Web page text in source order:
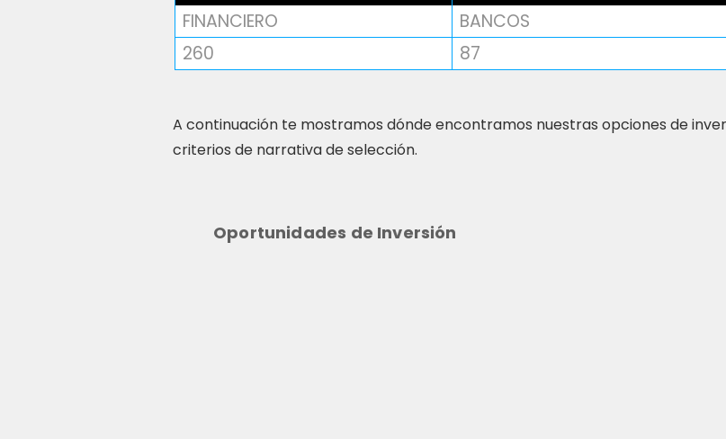
FINANCIERO BANCOS
260
87
A continuación te mostramos dónde encontramos nuestras opciones de
criterios de narrativa de selección.
Oportunidades de Inversión